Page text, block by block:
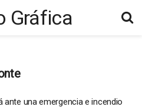
ante una emergencia e incendio